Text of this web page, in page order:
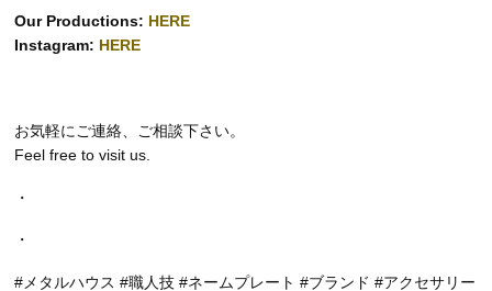
Our Productions: HERE
Instagram: HERE
お気軽にご連絡、ご相談下さい。
Feel free to visit us.
・
・
#メタルハウス #職人技 #ネームプレート #ブランド #アクセサリー